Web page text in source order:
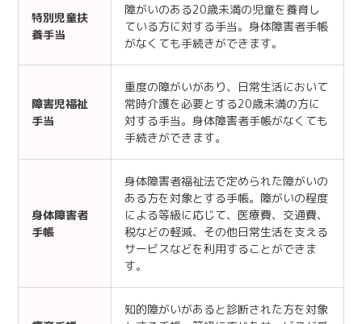
特別児童扶
養手当
障がいのある20歳未満の児童を養育し
ている方に対する手当。身体障害者手帳
がなくても手続きができます。
障害児福祉
手当
重度の障がいがあり、日常生活において
常時介護を必要とする20歳未満の方に
対する手当。身体障害者手帳がなくても
手続きができます。
身体障害者
手帳
身体障害者福祉法で定められた障がいの
ある方を対象とする手帳。障がいの程度
による等級に応じて、医療費、交通費、
税などの軽減、その他日常生活を支える
サービスなどを利用することができま
す。
知的障がいがあると診断された方を対象